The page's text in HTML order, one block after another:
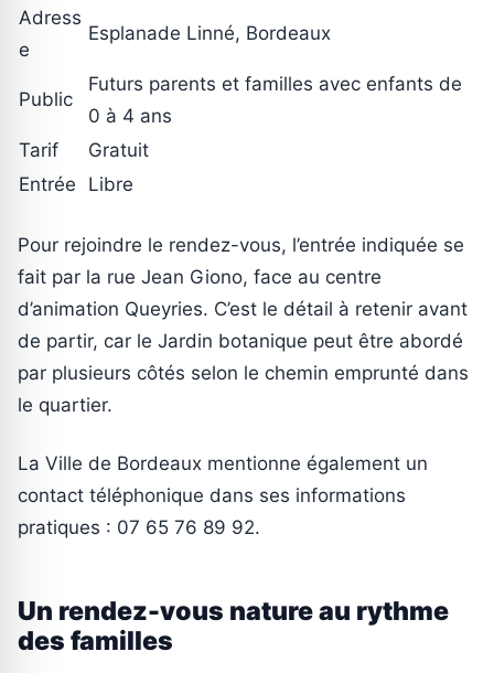
Adress
e
Esplanade Linné, Bordeaux
Public
Futurs parents et familles avec enfants de
0 à 4 ans
Tarif
Gratuit
Entrée
Libre
Pour rejoindre le rendez-vous, l’entrée indiquée se
fait par la rue Jean Giono, face au centre
d’animation Queyries. C’est le détail à retenir avant
de partir, car le Jardin botanique peut être abordé
par plusieurs côtés selon le chemin emprunté dans
le quartier.
La Ville de Bordeaux mentionne également un
contact téléphonique dans ses informations
pratiques : 07 65 76 89 92.
Un rendez-vous nature au rythme
des familles